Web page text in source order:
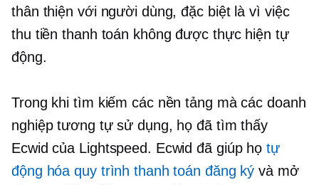
thân thiện với người dùng, đặc biệt là vì việc
thu tiền thanh toán không được thực hiện tự
động.
Trong khi tìm kiếm các nền tảng mà các doanh
nghiệp tương tự sử dụng, họ đã tìm thấy
Ecwid của Lightspeed. Ecwid đã giúp họtự
động hóa quy trình thanh toán đăng ký và mở